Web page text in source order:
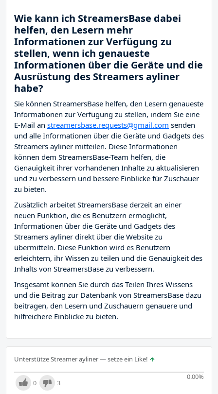
Wie kann ich StreamersBase dabei
helfen, den Lesern mehr
Informationen zur Verfügung zu
stellen, wenn ich genaueste
Informationen über die Geräte und die
Ausrüstung des Streamers ayliner
habe?
Sie können StreamersBase helfen, den Lesern genaueste
Informationen zur Verfügung zu stellen, indem Sie eine
E-Mail an streamersbase.requests@gmail.com senden
und alle Informationen über die Geräte und Gadgets des
Streamers ayliner mitteilen. Diese Informationen
können dem StreamersBase-Team helfen, die
Genauigkeit ihrer vorhandenen Inhalte zu aktualisieren
und zu verbessern und bessere Einblicke für Zuschauer
zu bieten.
Zusätzlich arbeitet StreamersBase derzeit an einer
neuen Funktion, die es Benutzern ermöglicht,
Informationen über die Geräte und Gadgets des
Streamers ayliner direkt über die Website zu
übermitteln. Diese Funktion wird es Benutzern
erleichtern, ihr Wissen zu teilen und die Genauigkeit des
Inhalts von StreamersBase zu verbessern.
Insgesamt können Sie durch das Teilen Ihres Wissens
und die Beitrag zur Datenbank von StreamersBase dazu
beitragen, den Lesern und Zuschauern genauere und
hilfreichere Einblicke zu bieten.
Unterstütze Streamer ayliner — setze ein Like!
0.00%
0 3